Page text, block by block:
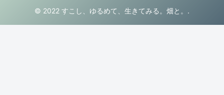
© 2022 すこし、ゆるめて、生きてみる。畑と。.